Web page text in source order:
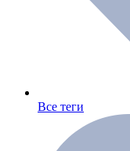
Все теги